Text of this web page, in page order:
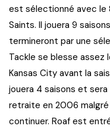
est sélectionné avec le
Saints. Il jouera 9
termineront par une
Tackle se blesse
Kansas City avant la
jouera 4 saisons et sera
retraite en 2006 malgré
continuer. Roaf est